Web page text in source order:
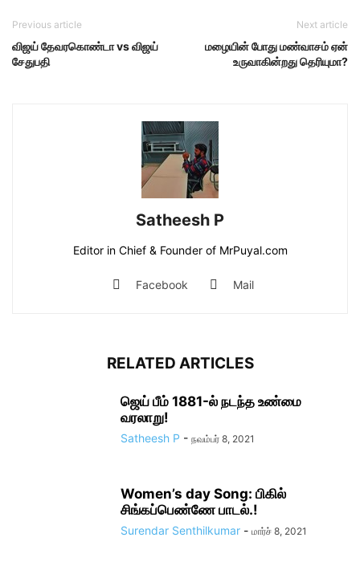
Previous article
விஜய் தேவரகொண்டா vs விஜய்
சேதுபதி
Next article
மழையின் போது மண்வாசம் ஏன்
உருவாகின்றது தெரியுமா?
Satheesh P
Editor in Chief & Founder of MrPuyal.com
Facebook Mail
RELATED ARTICLES
ஜெய் பீம் 1881-ல் நடந்த உண்மை
வரலாறு!
Satheesh P - நவம்பர் 8, 2021
Women’s day Song: பிகில்
சிங்கப்பெண்ணே பாடல்.!
Surendar Senthilkumar - மார்ச் 8, 2021